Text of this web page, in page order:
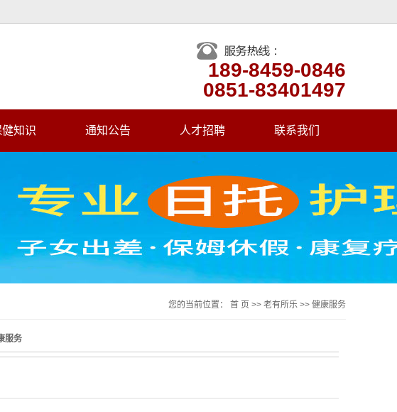
189-8459-0846
0851-83401497
知识 通知公告
探访须知
服务项目
人才招聘 联系我们
您的当前位置： 首 页 >> 老有所乐 >> 健康服务
服务